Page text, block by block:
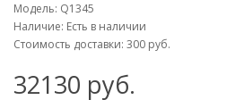
Модель: Q1345
Наличие: Есть в наличии
Стоимость доставки: 300 руб.
32130 руб.